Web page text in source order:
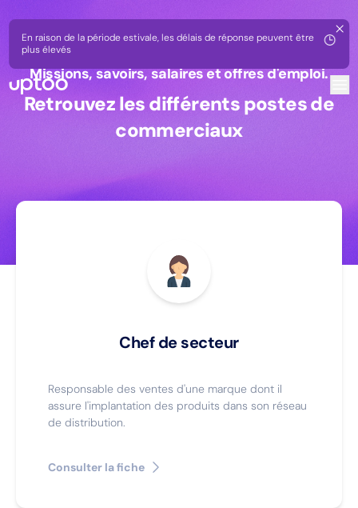
En raison de la période estivale, les délais de réponse peuvent être
plus élevés
Missions, savoirs, salaires et offres d'emploi.
Retrouvez les différents postes de
commerciaux
Chef de secteur
Responsable des ventes d'une marque dont il
assure l'implantation des produits dans son réseau
de distribution.
Consulter la fiche